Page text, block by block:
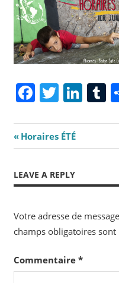
Navigation
l’article
Previous
Post:
Horaires ÉTÉ
LEAVE A REPLY
Votre adresse de
champs obligatoires sont
Commentaire *